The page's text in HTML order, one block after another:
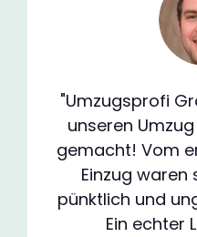
"Umzugsprofi
unseren
gemacht! Vom
Einzug waren
pünktlich und
Ein echter